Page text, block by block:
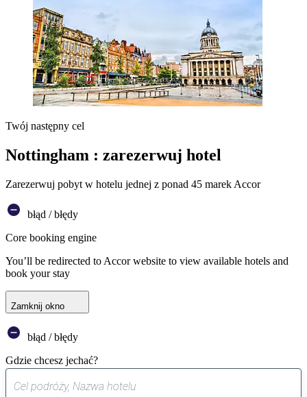
Twój następny cel
Nottingham : zarezerwuj hotel
Zarezerwuj pobyt w hotelu jednej z ponad 45 marek Accor
błąd / błędy
Core booking engine
You’ll be redirected to Accor website to view available hotels and
book your stay
Zamknij okno
błąd / błędy
Gdzie chcesz jechać?